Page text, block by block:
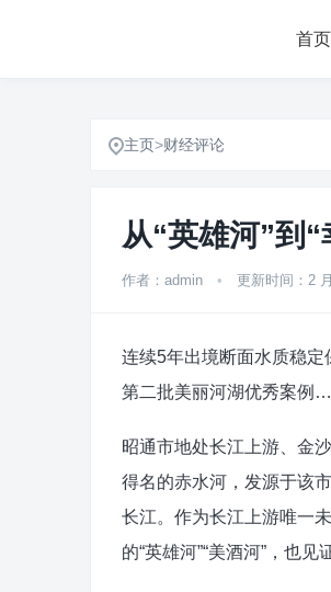
首页
主页>财经评论
从“英雄河”到
作者：admin • 更新时间：2
连续5年出境断面水质稳
第二批美丽河湖优秀案例
昭通市地处长江上游、金
得名的赤水河，发源于该
长江。作为长江上游唯一
的“英雄河”“美酒河”，也见